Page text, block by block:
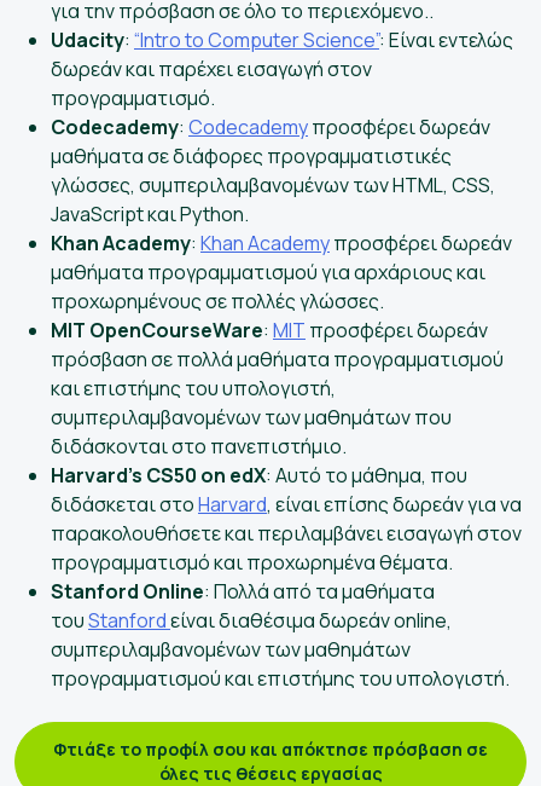
για την πρόσβαση σε όλο το περιεχόμενο..
Udacity: “Intro to Computer Science”: Είναι εντελώς
δωρεάν και παρέχει εισαγωγή στον
προγραμματισμό.
Codecademy: Codecademyπροσφέρει δωρεάν
μαθήματα σε διάφορες προγραμματιστικές
γλώσσες, συμπεριλαμβανομένων των HTML, CSS,
JavaScript και Python.
Khan Academy: Khan Academyπροσφέρει δωρεάν
μαθήματα προγραμματισμού για αρχάριους και
προχωρημένους σε πολλές γλώσσες.
MIT OpenCourseWare: MIT προσφέρει δωρεάν
πρόσβαση σε πολλά μαθήματα προγραμματισμού
και επιστήμης του υπολογιστή,
συμπεριλαμβανομένων των μαθημάτων που
διδάσκονται στο πανεπιστήμιο.
Harvard’s CS50 on edX: Αυτό το μάθημα, που
διδάσκεται στοHarvard, είναι επίσης δωρεάν για να
παρακολουθήσετε και περιλαμβάνει εισαγωγή στον
προγραμματισμό και προχωρημένα θέματα.
Stanford Online: Πολλά από τα μαθήματα
τουStanfordείναι διαθέσιμα δωρεάν online,
συμπεριλαμβανομένων των μαθημάτων
προγραμματισμού και επιστήμης του υπολογιστή.
Φτιάξε το προφίλ σου και απόκτησε πρόσβαση σε
όλες τις θέσεις εργασίας